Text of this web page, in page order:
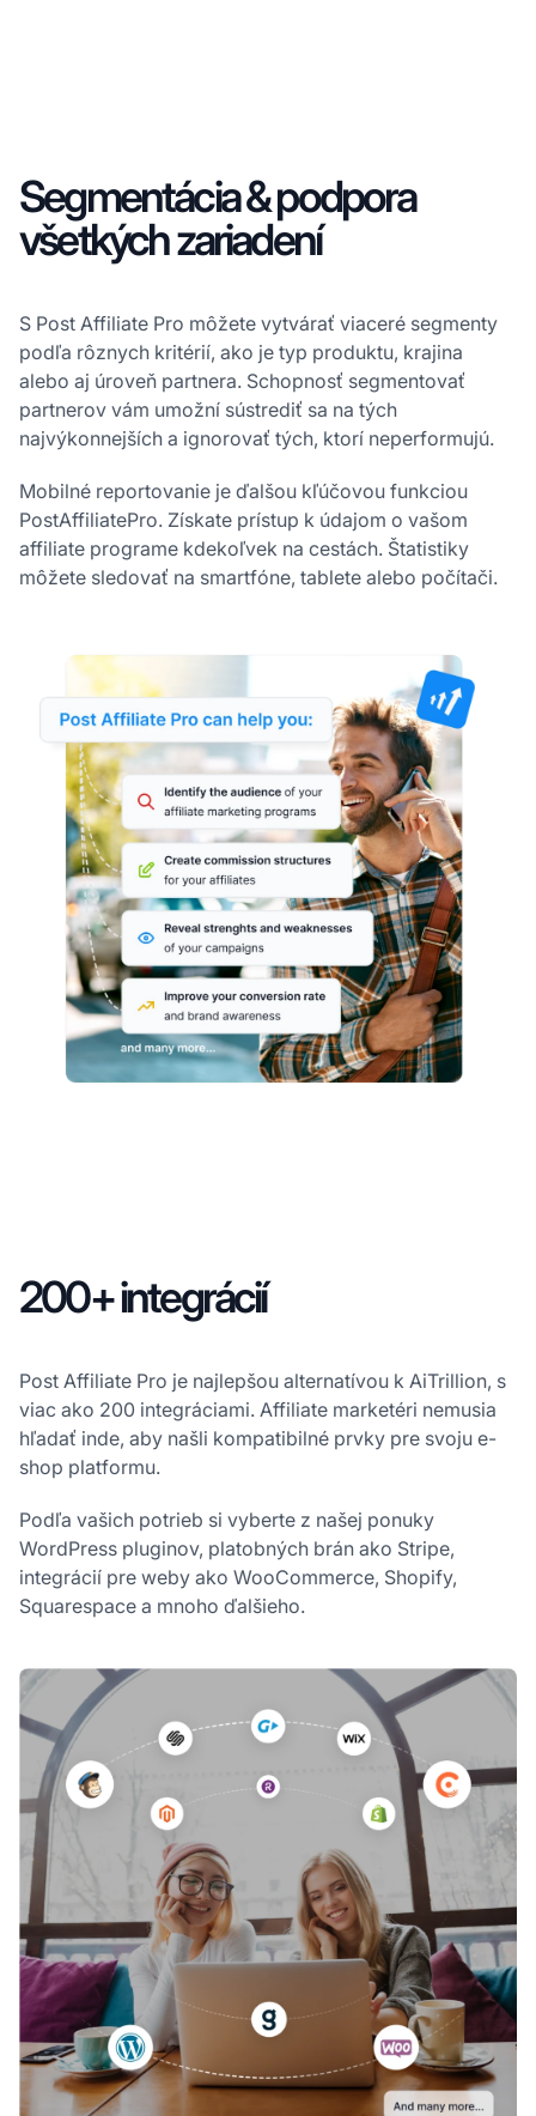
Segmentácia & podpora
všetkých zariadení
S Post Affiliate Pro môžete vytvárať viaceré segmenty
podľa rôznych kritérií, ako je typ produktu, krajina
alebo aj úroveň partnera. Schopnosť segmentovať
partnerov vám umožní sústrediť sa na tých
najvýkonnejších a ignorovať tých, ktorí neperformujú.
Mobilné reportovanie je ďalšou kľúčovou funkciou
PostAffiliatePro. Získate prístup k údajom o vašom
affiliate programe kdekoľvek na cestách. Štatistiky
môžete sledovať na smartfóne, tablete alebo počítači.
200+ integrácií
Post Affiliate Pro je najlepšou alternatívou k AiTrillion, s
viac ako 200 integráciami. Affiliate marketéri nemusia
hľadať inde, aby našli kompatibilné prvky pre svoju e-
shop platformu.
Podľa vašich potrieb si vyberte z našej ponuky
WordPress pluginov, platobných brán ako Stripe,
integrácií pre weby ako WooCommerce, Shopify,
Squarespace a mnoho ďalšieho.